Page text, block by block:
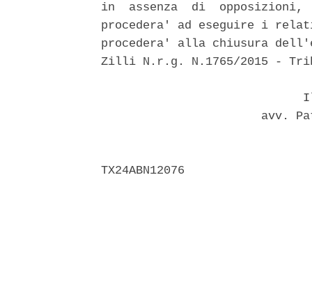
in  assenza  di
procedera' ad eseguire i
procedera' alla chiusura
Zilli N.r.g. N.1765/2015 -
avv.